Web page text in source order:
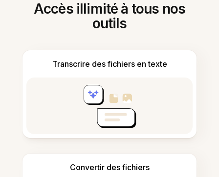
Accès illimité à tous nos
outils
Transcrire des fichiers en texte
Convertir des fichiers